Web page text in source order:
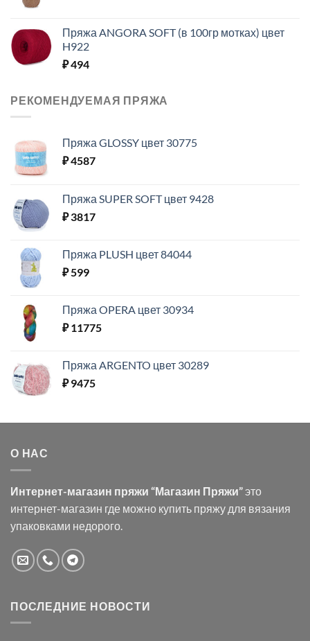
Пряжа ANGORA SOFT (в 100гр мотках) цвет
H922
₽494
РЕКОМЕНДУЕМАЯ ПРЯЖА
Пряжа GLOSSY цвет 30775
₽4587
Пряжа SUPER SOFT цвет 9428
₽3817
Пряжа PLUSH цвет 84044
₽599
Пряжа OPERA цвет 30934
₽11775
Пряжа ARGENTO цвет 30289
₽9475
О НАС
Интернет-магазин пряжи “Магазин Пряжи”это
интернет-магазин где можно купить пряжу для вязания
упаковками недорого.
ПОСЛЕДНИЕ НОВОСТИ